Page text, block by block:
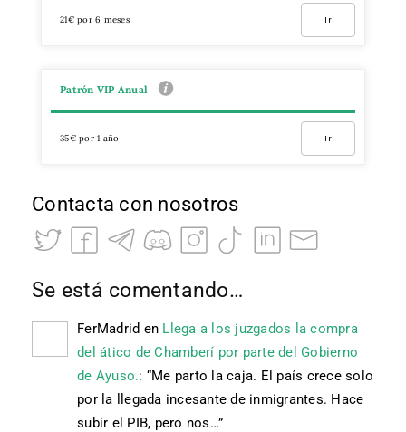
21€ por 6 meses Ir
Patrón VIP Anual
35€ por 1 año Ir
Contacta con nosotros
Se está comentando…
FerMadrid en Llega a los juzgados la compra
del ático de Chamberí por parte del Gobierno
de Ayuso.: “Me parto la caja. El país crece solo
por la llegada incesante de inmigrantes. Hace
subir el PIB, pero nos…”